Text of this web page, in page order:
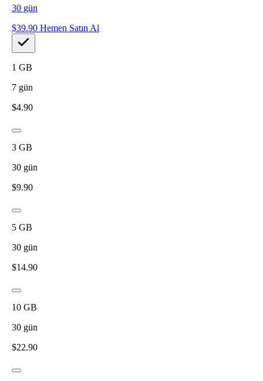
30 gün
$39.90 Hemen Satın Al
1 GB
7 gün
$4.90
3 GB
30 gün
$9.90
5 GB
30 gün
$14.90
10 GB
30 gün
$22.90